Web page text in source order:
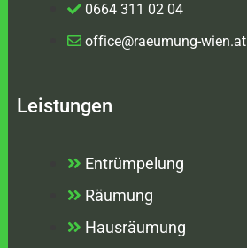
0664 311 02 04
office@raeumung-wien.at
Leistungen
Entrümpelung
Räumung
Hausräumung